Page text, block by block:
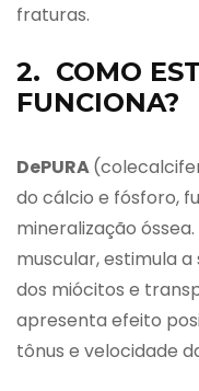
fraturas.
2. COMO
FUNCIONA?
DePURA
do cálcio e fósforo,
mineralização
muscular, estimula
dos miócitos e
apresenta efeito
tônus e velocidade